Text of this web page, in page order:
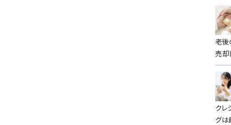
老後
売却
クレ
グは